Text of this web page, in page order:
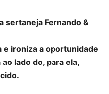
sertaneja Fernando &
e ironiza a oportunidade
lado do, para ela,